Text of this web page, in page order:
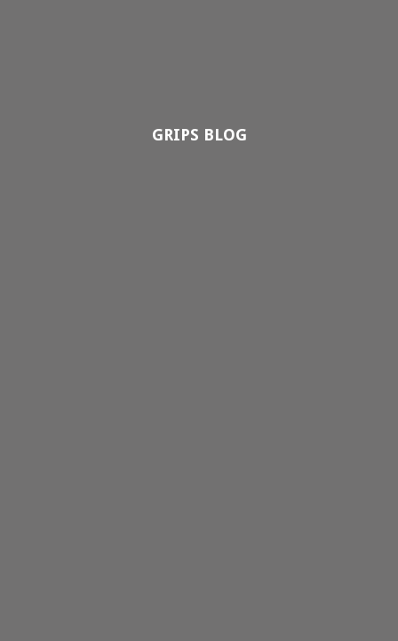
GRIPS BLOG